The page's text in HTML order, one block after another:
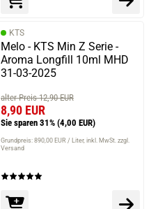
KTS
Melo - KTS Min Z Serie -
Aroma Longfill 10ml MHD
31-03-2025
alter Preis 12,90 EUR
8,90 EUR
Sie sparen 31% (4,00 EUR)
Grundpreis: 890,00 EUR / Liter inkl. MwSt. zzgl.
Versand